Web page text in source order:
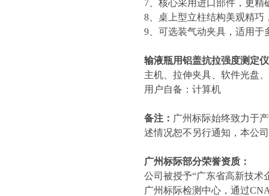
7、核心采用进口部件，更精
8、桌上型立柱结构美观精巧
9、可选装气动夹具，适用于
输液瓶用铝盖抗拉强度测定仪
主机、拉伸夹具、软件光盘
用户自备：计算机
备注： 广州标际始终致力于
述情况恕不另行通知，本公
广州标际部分荣誉资质：
公司被授予“广东省高新技术
广州标际检测中心，通过